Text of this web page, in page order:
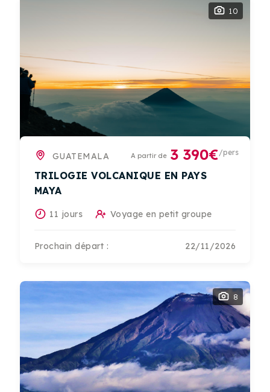
10
GUATEMALA A partir de 3 390€/pers
TRILOGIE VOLCANIQUE EN PAYS
MAYA
11 jours Voyage en petit groupe
Prochain départ : 22/11/2026
8